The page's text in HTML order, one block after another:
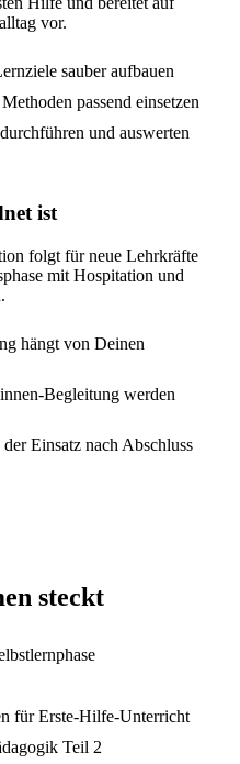
vor.
sauber aufbauen
passend einsetzen
und auswerten
ist
folgt für neue Lehrkräfte
mit Hospitation und
hängt von Deinen
Begleitung werden
Einsatz nach Abschluss
steckt
für Erste-Hilfe-Unterricht
Teil 2